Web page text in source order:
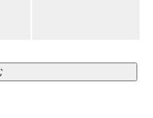
からお子さまの可能性